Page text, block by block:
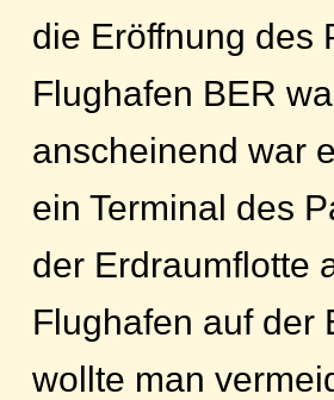
die Eröffnung des
Flughafen BER
anscheinend war
ein Terminal des
der Erdraumflotte
Flughafen auf der
wollte man